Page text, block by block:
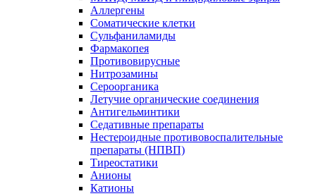
Аллергены
Соматические клетки
Сульфаниламиды
Фармакопея
Противовирусные
Нитрозамины
Сероорганика
Летучие органические соединения
Антигельминтики
Седативные препараты
Нестероидные противовоспалительные
препараты (НПВП)
Тиреостатики
Анионы
Катионы